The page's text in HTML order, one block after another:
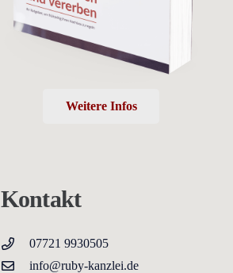
Weitere Infos
Kontakt
07721 9930505
info@ruby-kanzlei.de